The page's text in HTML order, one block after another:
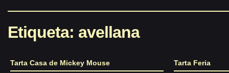
Etiqueta: avellana
Tarta Casa de Mickey Mouse Tarta Feria